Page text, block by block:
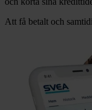
Att få betalt och